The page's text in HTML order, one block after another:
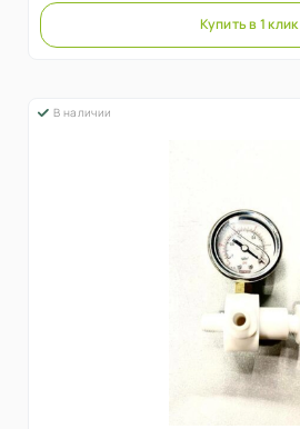
Купить в 1 клик
В наличии